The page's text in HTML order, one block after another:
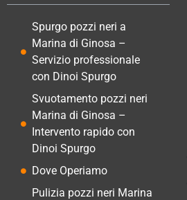
Spurgo pozzi neri a
Marina di Ginosa –
Servizio professionale
con Dinoi Spurgo
Svuotamento pozzi neri
Marina di Ginosa –
Intervento rapido con
Dinoi Spurgo
Dove Operiamo
Pulizia pozzi neri Marina